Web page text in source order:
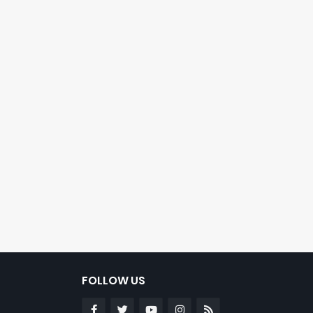
FOLLOW US